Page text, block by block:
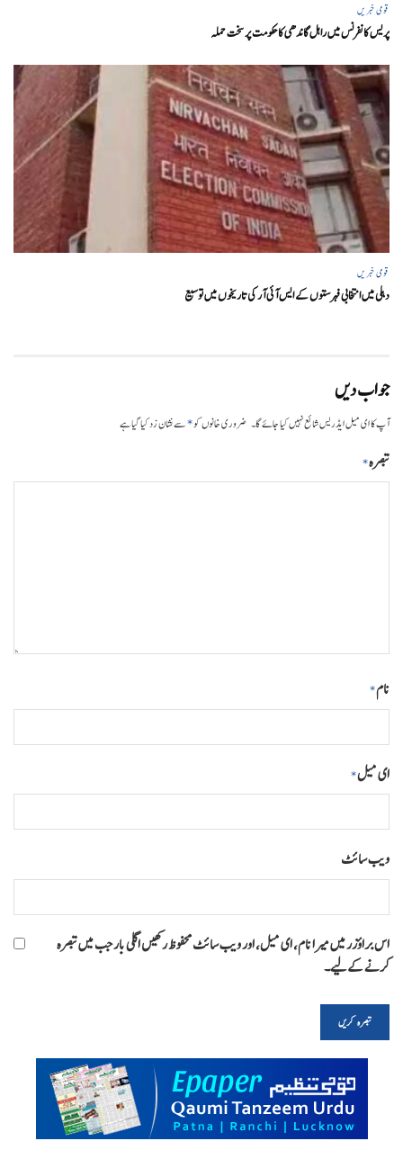
قومی خبریں
پریس کانفرنس میں راہل گاندھی کا حکومت پر سخت حملہ
قومی خبریں
دہلی میں انتخابی فہرستوں کے ایس آئی آر کی تاریخوں میں توسیع
جواب دیں
آپ کا ای میل ایڈریس شائع نہیں کیا جائے گا۔ ضروری خانوں کو*سے نشان زد کیا گیا ہے
تبصرہ*
نام*
ای میل*
ویب‌ سائٹ
اس براؤزر میں میرا نام، ای میل، اور ویب سائٹ محفوظ رکھیں اگلی بار جب میں تبصرہ
کرنے کےلیے۔